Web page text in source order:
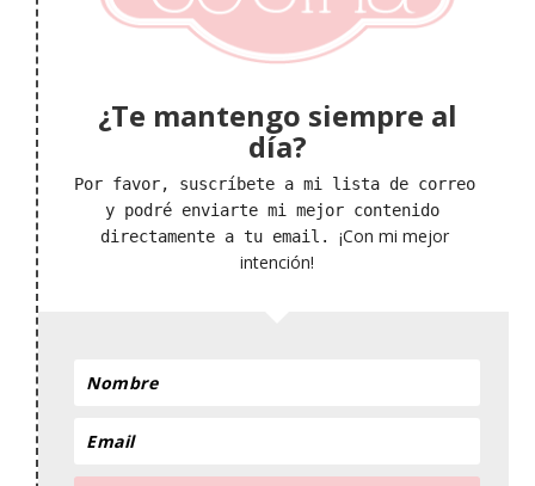
¿Te mantengo siempre al
día?
Por favor, suscríbete a mi lista de correo
y podré enviarte mi mejor contenido
directamente a tu email. ¡Con mi mejor
intención!